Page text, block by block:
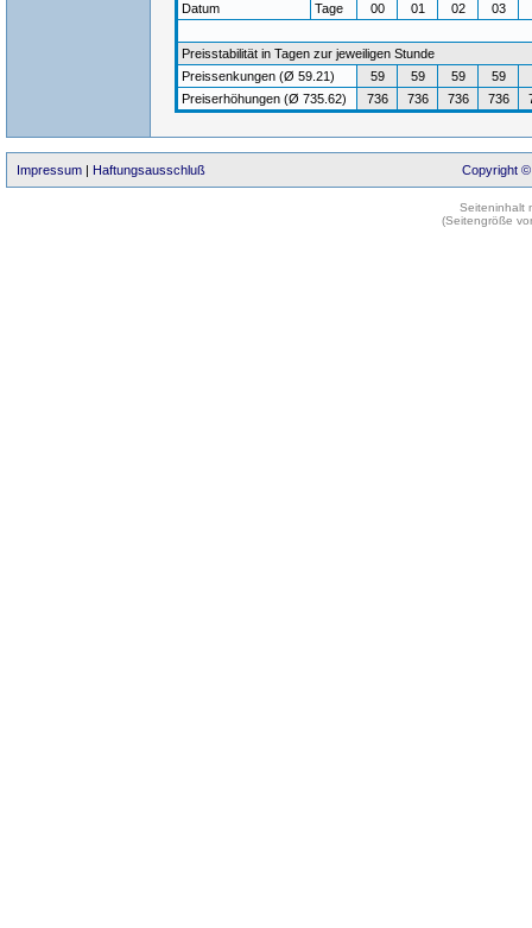
Datum
Tage 00 01 02 03
Preisstabilität in Tagen zur jeweiligen Stunde
Preissenkungen (Ø 59.21)
59 59 59 59
Preiserhöhungen (Ø 735.62)
736 736 736 736
Impressum | Haftungsausschluß Copyright ©
Seiteninhalt
(Seitengröße